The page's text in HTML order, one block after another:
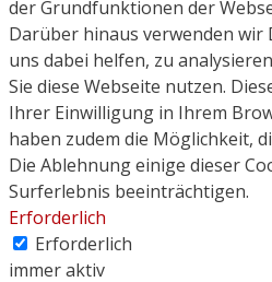
der Grundfunktionen der
Darüber hinaus verwenden
uns dabei helfen, zu
Sie diese Webseite nutzen.
Ihrer Einwilligung in Ihrem
haben zudem die Möglichkeit,
Die Ablehnung einige dieser
Surferlebnis beeinträchtigen.
Erforderlich
Erforderlich
immer aktiv